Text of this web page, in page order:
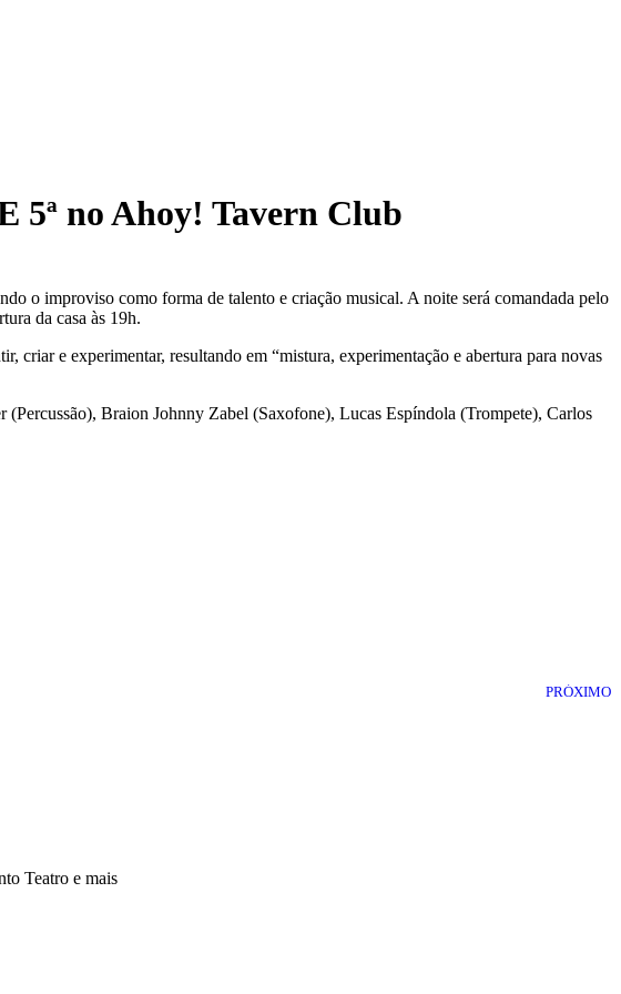
5ª no Ahoy! Tavern Club
o improviso como forma de talento e criação musical. A noite será comandada pelo
da casa às 19h.
e experimentar, resultando em “mistura, experimentação e abertura para novas
(Percussão), Braion Johnny Zabel (Saxofone), Lucas Espíndola (Trompete), Carlos
PRÓXIMO
Teatro e mais